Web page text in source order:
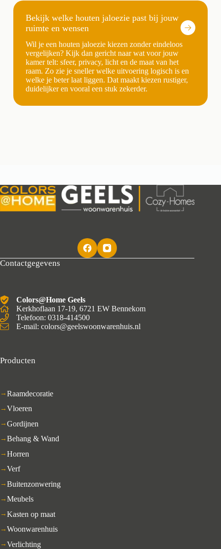
Bekijk welke houten jaloezie past bij jouw
ruimte en wensen
Wil je een houten jaloezie kiezen zonder eindeloos
vergelijken? Kijk dan gericht naar wat voor jouw
kamer telt: sfeer, privacy, licht en de maat van het
raam. Zo zie je sneller welke uitvoering logisch is en
welke je beter laat liggen. Dat maakt kiezen rustiger,
duidelijker en vooral een stuk zekerder.
Contactgegevens
Colors@Home Geels
Kerkhoflaan 17-19, 6721 EW Bennekom
Telefoon: 0318-414500
E-mail: colors@geelswoonwarenhuis.nl
Producten
Raamdecoratie
Vloeren
Gordijnen
Behang & Wand
Horren
Verf
Buitenzonwering
Meubels
Kasten op maat
Woonwarenhuis
Verlichting